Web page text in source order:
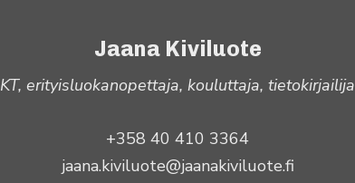
Jaana Kiviluote
KT, erityisluokanopettaja, kouluttaja, tietokirjailija
+358 40 410 3364
jaana.kiviluote@jaanakiviluote.fi